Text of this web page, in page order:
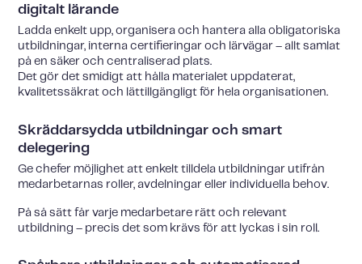
digitalt lärande
Ladda enkelt upp, organisera och hantera alla obligatoriska
utbildningar, interna certifieringar och lärvägar – allt samlat
på en säker och centraliserad plats.
Det gör det smidigt att hålla materialet uppdaterat,
kvalitetssäkrat och lättillgängligt för hela organisationen.
Skräddarsydda utbildningar och smart
delegering
Ge chefer möjlighet att enkelt tilldela utbildningar utifrån
medarbetarnas roller, avdelningar eller individuella behov.
På så sätt får varje medarbetare rätt och relevant
utbildning – precis det som krävs för att lyckas i sin roll.